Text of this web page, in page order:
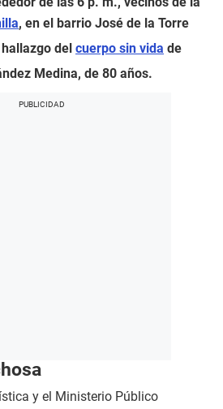
, en el barrio José de la Torre
del cuerpo sin vida de
Medina, de 80 años.
y el Ministerio Público